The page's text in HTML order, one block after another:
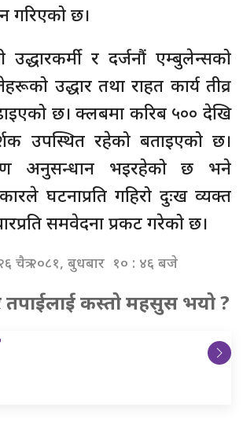
गरिएको छ।
उद्धारकर्मी र दर्जनौं एम्बुलेन्सको
उद्धार तथा राहत कार्य तीव्र
छ। क्लबमा करिब ५०० देखि
उपस्थित रहेको बताइएको छ।
अनुसन्धान भइरहेको छ भने
घटनाप्रति गहिरो दुःख व्यक्त
समवेदना प्रकट गरेको छ।
चैत्र २०८१, बुधबार १० : ४६ बजे
कस्तो महसुस भयो ?